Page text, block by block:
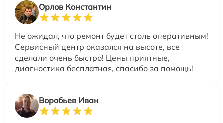
Орлов Константин
Не ожидал, что ремонт будет столь оперативным!
Сервисный центр оказался на высоте, все
сделали очень быстро! Цены приятные,
диагностика бесплатная, спасибо за помощь!
Воробьев Иван